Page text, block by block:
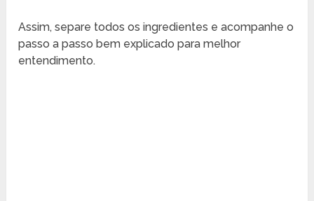
Assim, separe todos os ingredientes e acompanhe o
passo a passo bem explicado para melhor
entendimento.